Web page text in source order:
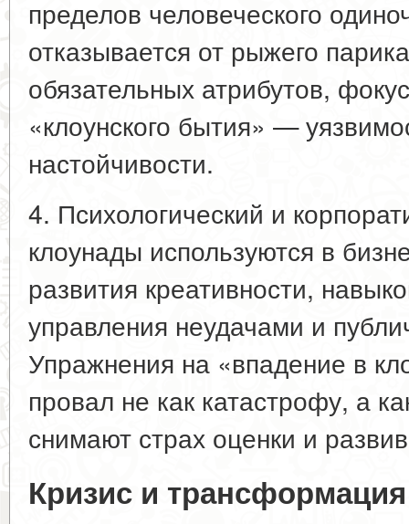
пределов человеческого
отказывается от рыжего
обязательных атрибутов,
«клоунского бытия» —
настойчивости.
4. Психологический и
клоунады используются в
развития креативности,
управления неудачами и
Упражнения на «впадение в
провал не как катастрофу, а
снимают страх оценки и
Кризис и